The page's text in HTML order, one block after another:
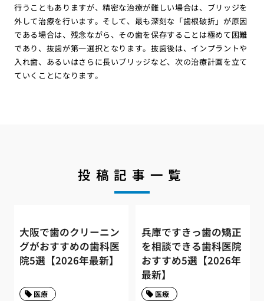
行うこともありますが、精密な治療が難しい場合は、ブリッジを
外して治療を行います。そして、最も深刻な「歯根破折」が原因
である場合は、残念ながら、その歯を保存することは極めて困難
であり、抜歯が第一選択となります。抜歯後は、インプラントや
入れ歯、あるいはさらに長いブリッジなど、次の治療計画を立て
ていくことになります。
投稿記事一覧
大阪で歯のクリーニン
グがおすすめの歯科医
院5選【2026年最新】
医療
兵庫ですきっ歯の矯正
を相談できる歯科医院
おすすめ5選【2026年
最新】
医療